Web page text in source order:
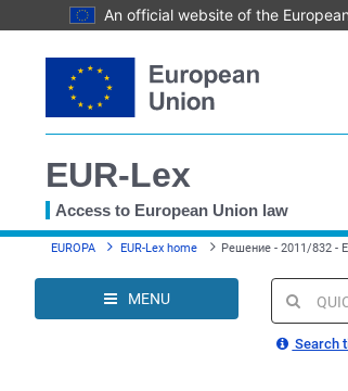
An official website of the
to
content
EUR-Lex
Access to European Union law
You
here
EUROPA EUR-Lex home Решение - 2011/832 -
MENU
Quick
search
Search